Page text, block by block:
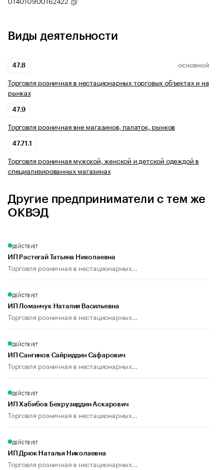
Виды деятельности
47.8 ОСНОВНОЙ
Торговля розничная в нестационарных торговых объектах и на
рынках
47.9
Торговля розничная вне магазинов, палаток, рынков
47.71.1
Торговля розничная мужской, женской и детской одеждой в
специализированных магазинах
Другие предприниматели с тем же
ОКВЭД
ДЕЙСТВУЕТ
ИП Растегай Татьяна Николаевна
Торговля розничная в нестационарных...
ДЕЙСТВУЕТ
ИП Ломанчук Наталия Васильевна
Торговля розничная в нестационарных...
ДЕЙСТВУЕТ
ИП Сангинов Сайриддин Сафарович
Торговля розничная в нестационарных...
ДЕЙСТВУЕТ
ИП Хабибов Бехрузиддин Аскарович
Торговля розничная в нестационарных...
ДЕЙСТВУЕТ
ИП Дрюк Наталья Николаевна
Торговля розничная в нестационарных...